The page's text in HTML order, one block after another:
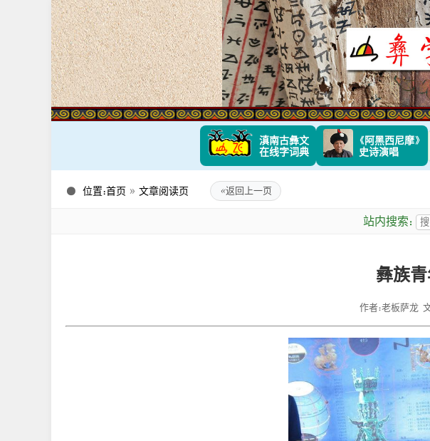
滇南古彝文
在线字词典
《阿黑西尼摩》
史诗演唱
位置：首页 » 文章阅读页 «返回上一页
站内搜索：
彝族
作者：老板萨龙